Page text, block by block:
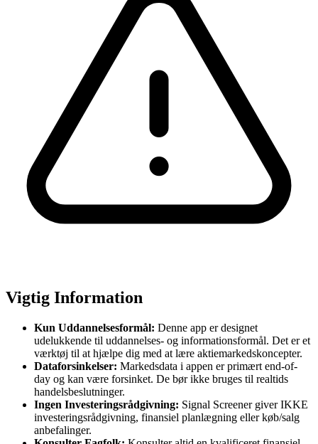
Vigtig Information
Kun Uddannelsesformål: Denne app er designet
udelukkende til uddannelses- og informationsformål. Det er et
værktøj til at hjælpe dig med at lære aktiemarkedskoncepter.
Dataforsinkelser: Markedsdata i appen er primært end-of-
day og kan være forsinket. De bør ikke bruges til realtids
handelsbeslutninger.
Ingen Investeringsrådgivning: Signal Screener giver IKKE
investeringsrådgivning, finansiel planlægning eller køb/salg
anbefalinger.